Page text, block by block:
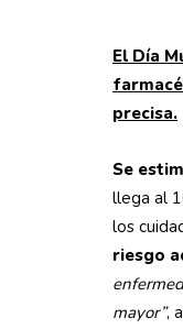
El Día
precisa.
Se
llega al
los
riesgo
mayor”,